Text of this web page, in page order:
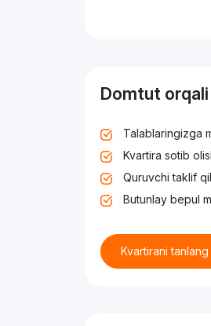
Domtut
Talablaringizga
Kvartira sotib
Quruvchi taklif
Butunlay bepul
Kvartirani tanlang